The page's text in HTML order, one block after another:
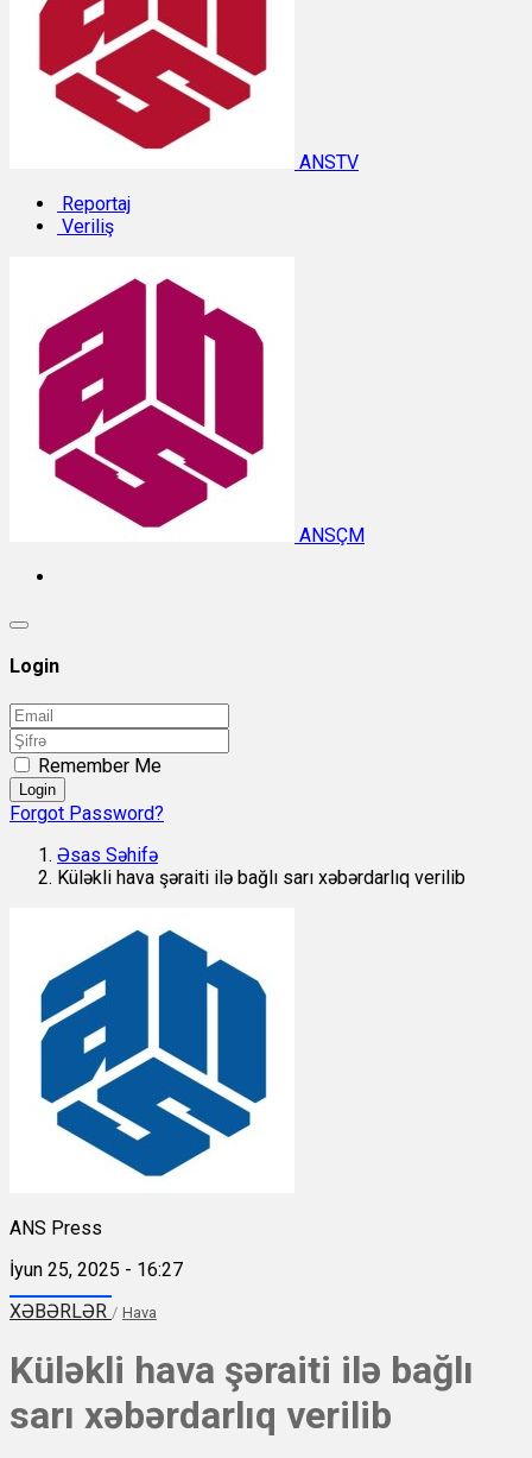
ANSTV
Reportaj
Veriliş
ANSÇM
Login
Remember Me
Login
Forgot Password?
Əsas Səhifə
Küləkli hava şəraiti ilə bağlı sarı xəbərdarlıq verilib
ANS Press
İyun 25, 2025 - 16:27
XƏBƏRLƏR / Hava
Küləkli hava şəraiti ilə bağlı
sarı xəbərdarlıq verilib